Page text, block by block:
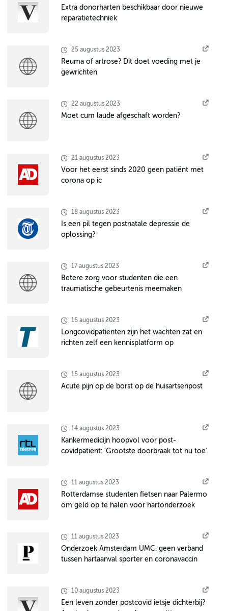
Extra donorharten beschikbaar door nieuwe
reparatietechniek
25 augustus 2023
Reuma of artrose? Dit doet voeding met je
gewrichten
22 augustus 2023
Moet cum laude afgeschaft worden?
21 augustus 2023
Voor het eerst sinds 2020 geen patiënt met
corona op ic
18 augustus 2023
Is een pil tegen postnatale depressie de
oplossing?
17 augustus 2023
Betere zorg voor studenten die een
traumatische gebeurtenis meemaken
16 augustus 2023
Longcovidpatiënten zijn het wachten zat en
richten zelf een kennisplatform op
15 augustus 2023
Acute pijn op de borst op de huisartsenpost
14 augustus 2023
Kankermedicijn hoopvol voor post-
covidpatiënt: 'Grootste doorbraak tot nu toe'
11 augustus 2023
Rotterdamse studenten fietsen naar Palermo
om geld op te halen voor hartonderzoek
11 augustus 2023
Onderzoek Amsterdam UMC: geen verband
tussen hartaanval sporter en coronavaccin
10 augustus 2023
Een leven zonder postcovid ietsje dichterbij?